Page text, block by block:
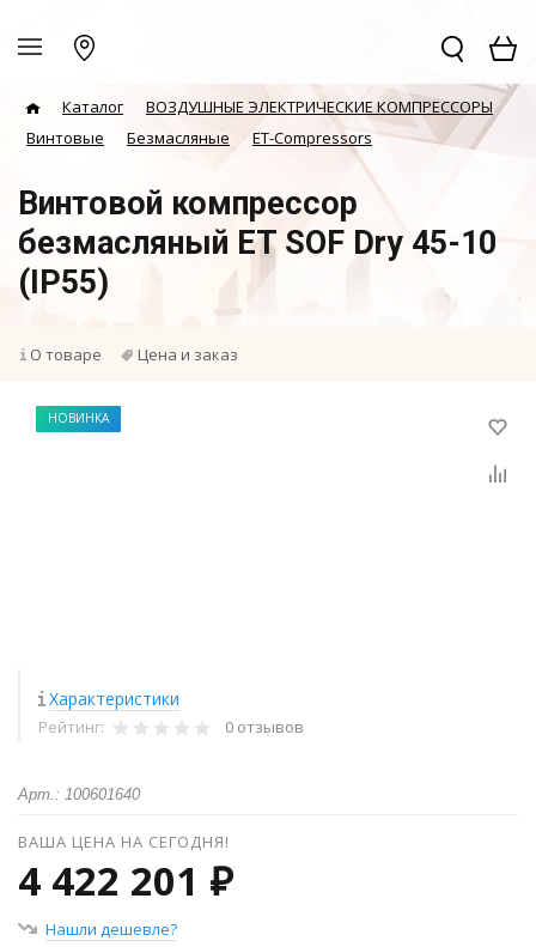
Каталог
ВОЗДУШНЫЕ ЭЛЕКТРИЧЕСКИЕ КОМПРЕССОРЫ
Винтовые
Безмасляные ET-Compressors
Винтовой компрессор
безмасляный ET SOF Dry 45-10
(IP55)
О товаре Цена и заказ
НОВИНКА
Характеристики
Рейтинг: 0 отзывов
Арт.: 100601640
ВАША ЦЕНА НА СЕГОДНЯ!
4 422 201 ₽
Нашли дешевле?